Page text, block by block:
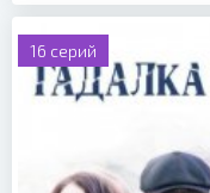
16 серий